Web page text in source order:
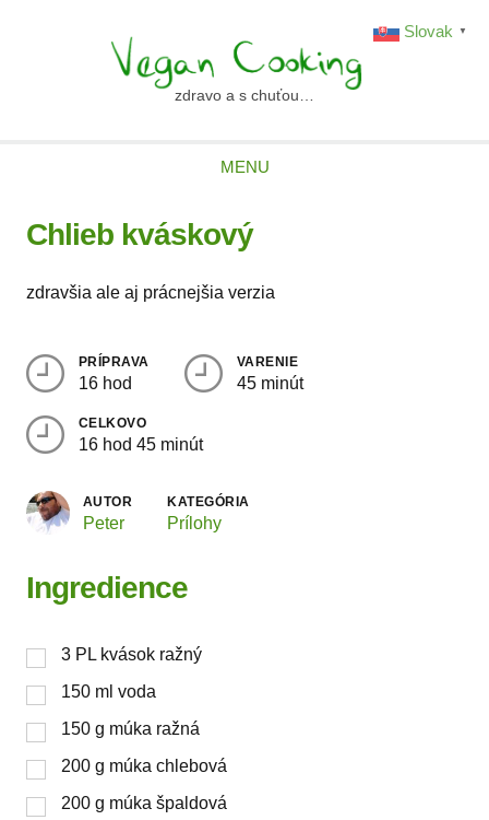
vegancooking.skzdravo a s chuťou…
MENU
Chlieb kváskový
zdravšia ale aj prácnejšia verzia
PRÍPRAVA
16 hod
VARENIE
45 minút
CELKOVO
16 hod 45 minút
AUTOR
Peter
KATEGÓRIA
Prílohy
Ingredience
3 PL kvások ražný
150 ml voda
150 g múka ražná
200 g múka chlebová
200 g múka špaldová
Slovak ▼